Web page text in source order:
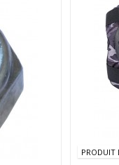
PRODUIT